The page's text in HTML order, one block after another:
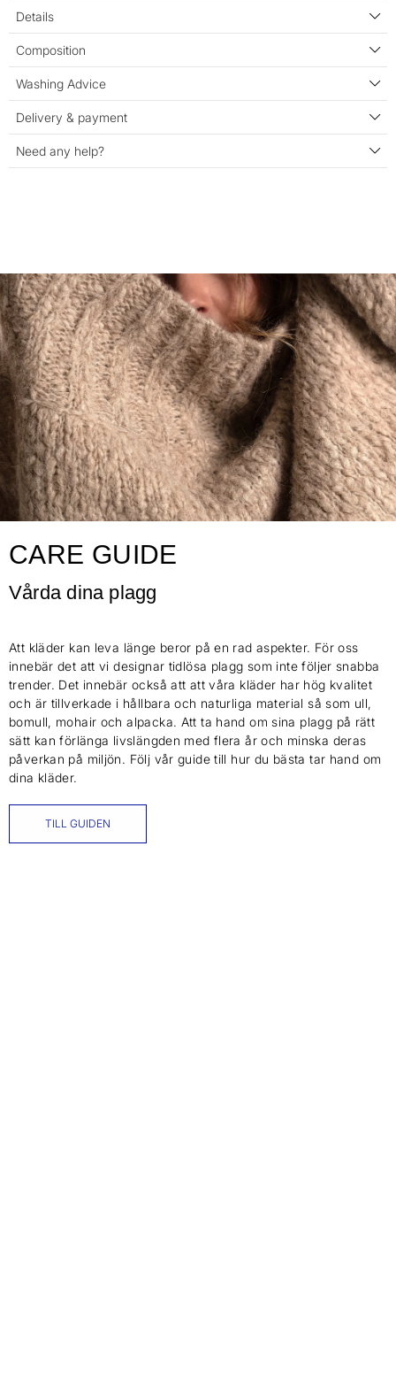
Details
Composition
Washing Advice
Delivery & payment
Need any help?
CARE GUIDE
Vårda dina plagg
Att kläder kan leva länge beror på en rad aspekter. För oss
innebär det att vi designar tidlösa plagg som inte följer snabba
trender. Det innebär också att att våra kläder har hög kvalitet
och är tillverkade i hållbara och naturliga material så som ull,
bomull, mohair och alpacka. Att ta hand om sina plagg på rätt
sätt kan förlänga livslängden med flera år och minska deras
påverkan på miljön. Följ vår guide till hur du bästa tar hand om
dina kläder.
TILL GUIDEN